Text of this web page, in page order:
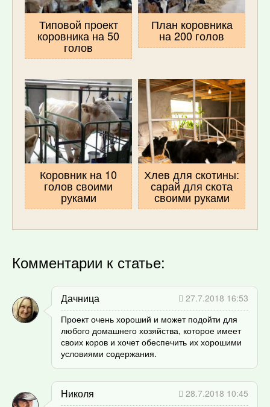
Типовой проект
коровника на 50
голов
План коровника
на 200 голов
Коровник на 10
голов своими
руками
Хлев для скотины:
сарай для скота
своими руками
Комментарии к статье:
Дачница
27.7.2018 16:53
Проект очень хороший и может подойти для
любого домашнего хозяйства, которое имеет
своих коров и хочет обеспечить их хорошими
условиями содержания.
Николя
28.7.2018 10:45